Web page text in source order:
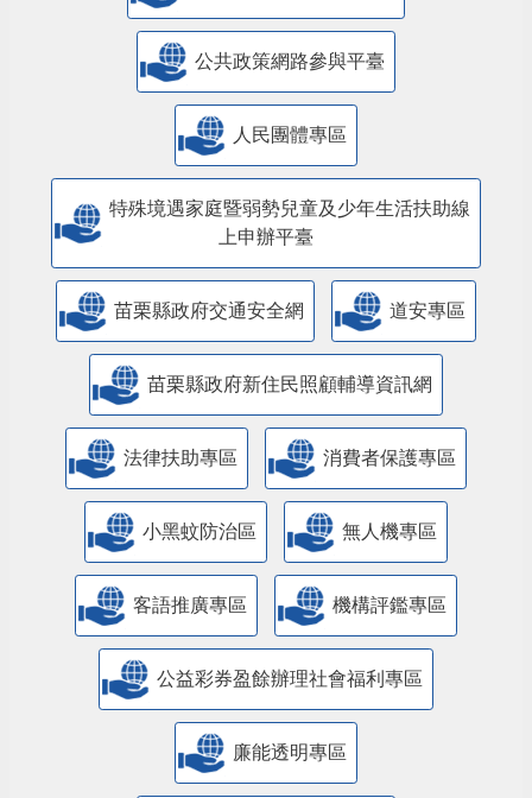
公共政策網路參與平臺
人民團體專區
特殊境遇家庭暨弱勢兒童及少年生活扶助線
上申辦平臺
苗栗縣政府交通安全網 道安專區
苗栗縣政府新住民照顧輔導資訊網
法律扶助專區 消費者保護專區
小黑蚊防治區 無人機專區
客語推廣專區 機構評鑑專區
公益彩券盈餘辦理社會福利專區
廉能透明專區